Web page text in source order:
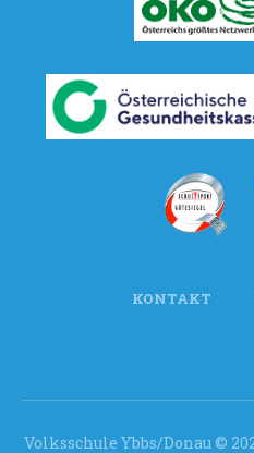
KONTAKT
Volksschule Ybbs/Donau ©